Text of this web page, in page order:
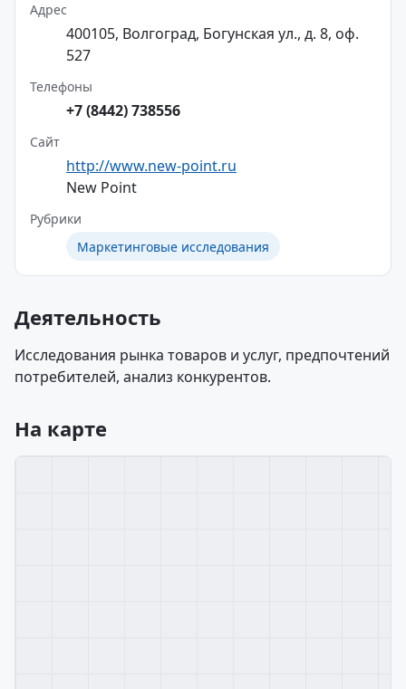
Адрес
400105, Волгоград, Богунская ул., д. 8, оф.
527
Телефоны
+7 (8442) 738556
Сайт
http://www.new-point.ru
New Point
Рубрики
Маркетинговые исследования
Деятельность
Исследования рынка товаров и услуг, предпочтений
потребителей, анализ конкурентов.
На карте